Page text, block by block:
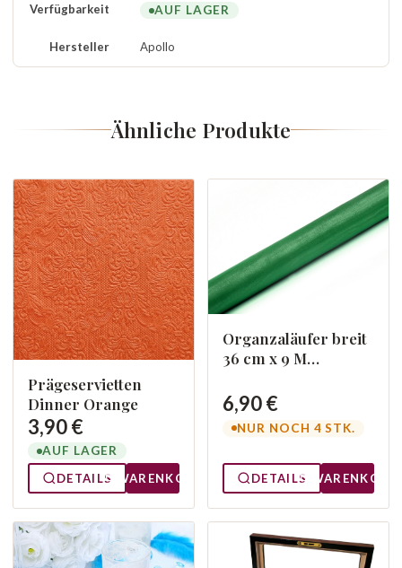
Verfügbarkeit AUF LAGER
Hersteller Apollo
Ähnliche Produkte
Prägeservietten
Dinner Orange
3,90 €
AUF LAGER
DETAILS
WARENKORB
Organzaläufer breit
36 cm x 9 M
6,90 €
NUR NOCH 4 STK.
DETAILS WARENKORB